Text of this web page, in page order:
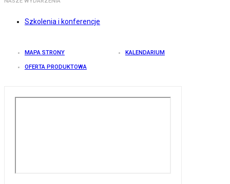
Szkolenia i konferencje
MAPA STRONY KALENDARIUM
OFERTA PRODUKTOWA